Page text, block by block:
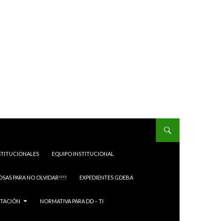
EQUIPO INSTITUCIONAL
PARA NO OLVIDAR!!!! EXPEDIENTES GDEBA
NORMATIVA PARA DD – TI